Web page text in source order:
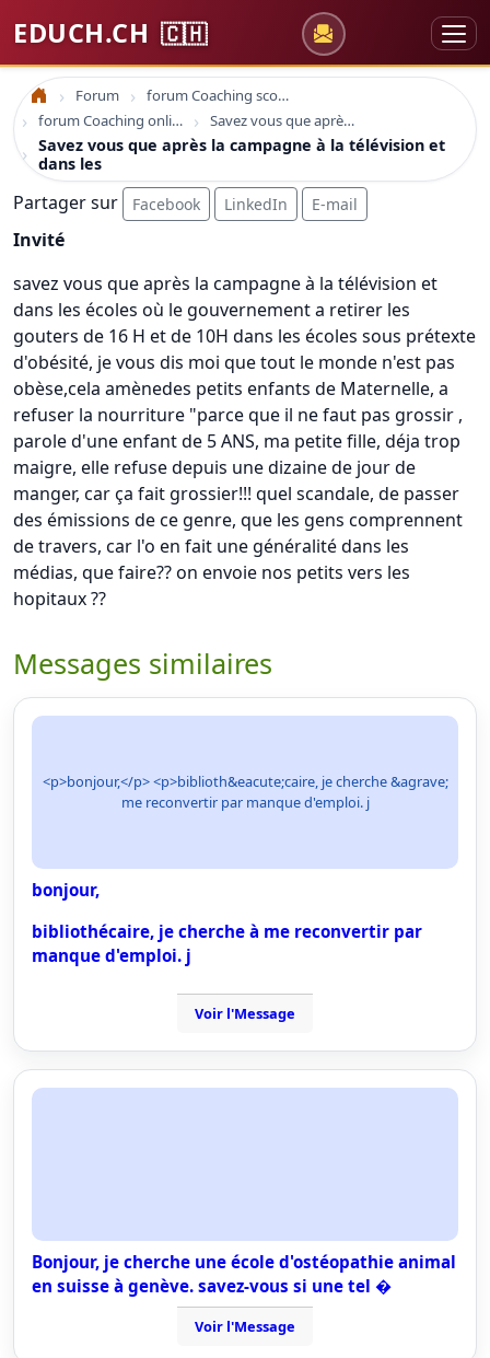
EDUCH.CH 🇨🇭
Accueil Forum
forum Coaching scolaire
forum Coaching online formation professionelle emploi education
Savez vous que après la campagne à la télévision et dans les
Savez vous que après la campagne à la télévision et
dans les
Partager sur Facebook LinkedIn E-mail
Invité
savez vous que après la campagne à la télévision et
dans les écoles où le gouvernement a retirer les
gouters de 16 H et de 10H dans les écoles sous prétexte
d'obésité, je vous dis moi que tout le monde n'est pas
obèse,cela amènedes petits enfants de Maternelle, a
refuser la nourriture "parce que il ne faut pas grossir ,
parole d'une enfant de 5 ANS, ma petite fille, déja trop
maigre, elle refuse depuis une dizaine de jour de
manger, car ça fait grossier!!! quel scandale, de passer
des émissions de ce genre, que les gens comprennent
de travers, car l'o en fait une généralité dans les
médias, que faire?? on envoie nos petits vers les
hopitaux ??
Messages similaires
<p>bonjour,</p> <p>biblioth&eacute;caire, je cherche &agrave;
me reconvertir par manque d'emploi. j
bonjour,
bibliothécaire, je cherche à me reconvertir par
manque d'emploi. j
Voir l'Message
Bonjour, je cherche une école d'ostéopathie animal
en suisse à genève. savez-vous si une tel �
Voir l'Message